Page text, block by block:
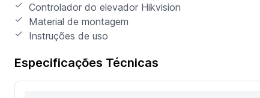
Controlador do elevador Hikvision
Material de montagem
Instruções de uso
Especificações Técnicas